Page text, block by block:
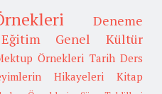
Deneme
Eğitim Genel Kültür
Örnekleri Tarih Ders
Hikayeleri
Kitap